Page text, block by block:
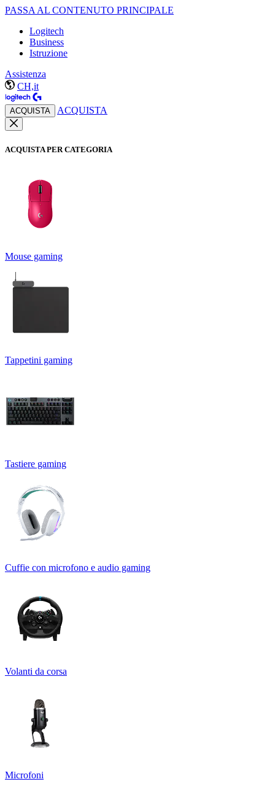
PASSA AL CONTENUTO PRINCIPALE
Logitech
Business
Istruzione
Assistenza
CH,it
ACQUISTA ACQUISTA
ACQUISTA PER CATEGORIA
Mouse gaming
Tappetini gaming
Tastiere gaming
Cuffie con microfono e audio gaming
Volanti da corsa
Microfoni